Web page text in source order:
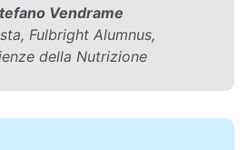
Vendrame
Fulbright Alumnus,
della Nutrizione